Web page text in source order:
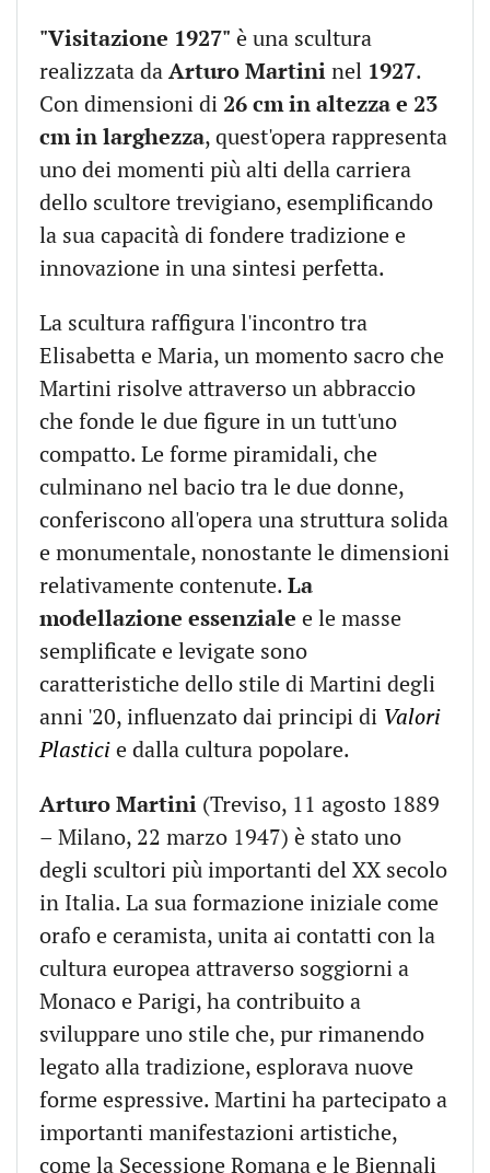
"Visitazione 1927" è una scultura
realizzata daArturo Martininel 1927.
Con dimensioni di26 cm in altezza e 23
cm in larghezza, quest'opera rappresenta
uno dei momenti più alti della carriera
dello scultore trevigiano, esemplificando
la sua capacità di fondere tradizione e
innovazione in una sintesi perfetta.
La scultura raffigura l'incontro tra
Elisabetta e Maria, un momento sacro che
Martini risolve attraverso un abbraccio
che fonde le due figure in un tutt'uno
compatto. Le forme piramidali, che
culminano nel bacio tra le due donne,
conferiscono all'opera una struttura solida
e monumentale, nonostante le dimensioni
relativamente contenute.La
modellazione essenziale e le masse
semplificate e levigate sono
caratteristiche dello stile di Martini degli
anni '20, influenzato dai principi di Valori
Plasticie dalla cultura popolare.
Arturo Martini (Treviso, 11 agosto 1889
– Milano, 22 marzo 1947) è stato uno
degli scultori più importanti del XX secolo
in Italia. La sua formazione iniziale come
orafo e ceramista, unita ai contatti con la
cultura europea attraverso soggiorni a
Monaco e Parigi, ha contribuito a
sviluppare uno stile che, pur rimanendo
legato alla tradizione, esplorava nuove
forme espressive. Martini ha partecipato a
importanti manifestazioni artistiche,
come la Secessione Romana e le Biennali